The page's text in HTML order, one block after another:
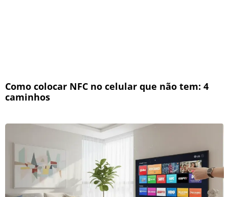
Como colocar NFC no celular que não tem: 4
caminhos